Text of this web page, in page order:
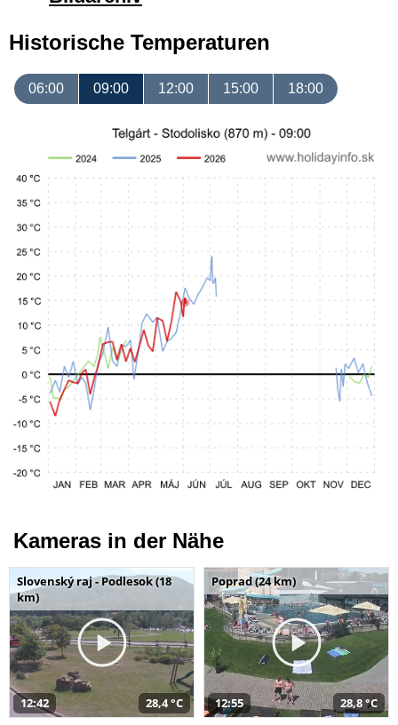
Historische Temperaturen
06:00 09:00 12:00 15:00 18:00
Kameras in der Nähe
Slovenský raj - Podlesok (18
km)
12:42 28,4 °C
Poprad (24 km)
12:55 28,8 °C